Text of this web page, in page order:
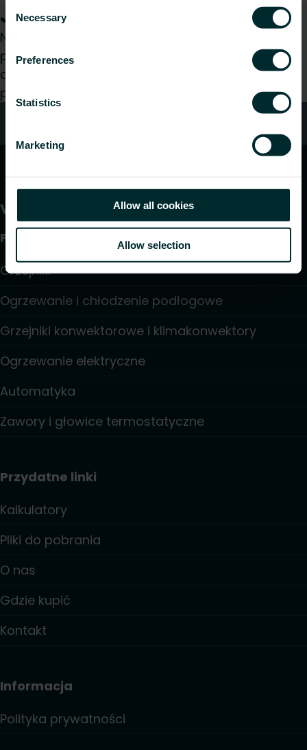
Selection
Necessary
Preferences
Statistics
Marketing
Allow all cookies
Allow selection
Jak możemy Ci pomóc?
Niezależnie od tego, czy jesteś architektem,
projektantem, instalatorem, pracownikiem
dystrybucji, czy użytkownikiem końcowym z
przyjemnością zajmiemy się Twoim zapytaniem.
Produkty
Grzejniki
Ogrzewanie i chłodzenie podłogowe
Grzejniki konwektorowe i klimakonwektory
Ogrzewanie elektryczne
Automatyka
Zawory i głowice termostatyczne
Przydatne linki
Kalkulatory
Pliki do pobrania
O nas
Gdzie kupić
Kontakt
Informacja
Polityka prywatności